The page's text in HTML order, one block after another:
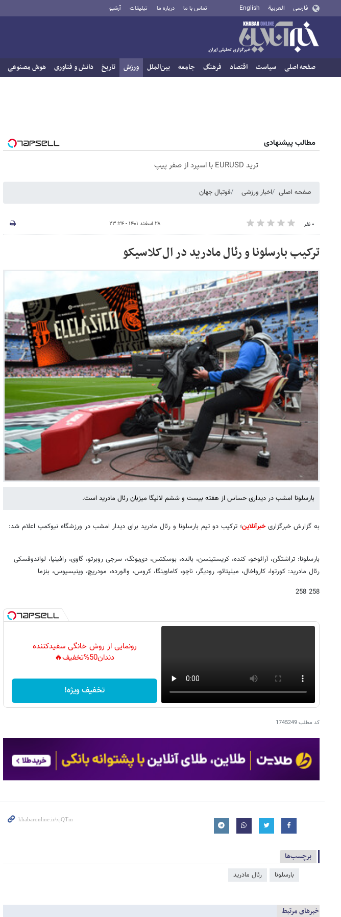
فارسی العربية English تماس با ما درباره ما تبلیغات آرشیو
صفحه اصلی سیاست اقتصاد فرهنگ جامعه بین‌الملل ورزش تاریخ دانش و فناوری هوش مصنوعی
مطالب پیشنهادی
ترید EURUSD با اسپرد از صفر پیپ
صفحه اصلی اخبار ورزشی فوتبال جهان
۰ نفر ۲۸ اسفند ۱۴۰۱ - ۲۳:۲۴
ترکیب بارسلونا و رئال مادرید در ال‌کلاسیکو
بارسلونا امشب در دیداری حساس از هفته بیست و ششم لالیگا میزبان رئال مادرید است.
به گزارش خبرگزاریخبرآنلاین؛ ترکیب دو تیم بارسلونا و رئال مادرید برای دیدار امشب در ورزشگاه نیوکمپ اعلام شد:
بارسلونا: تراشتگن، آرائوخو، کنده، کریستینسن، بالده، بوسکتس، دی‌یونگ، سرجی روبرتو، گاوی، رافینیا، لواندوفسکی
رئال مادرید: کورتوا، کارواخال، میلیتائو، رودیگر، ناچو، کاماوینگا، کروس، والورده، مودریچ، وینیسیوس، بنزما
258 258
رونمایی از روش خانگی سفیدکننده
دندان50%تخفیف🔥
تخفیف ویژه!
کد مطلب1745249
برچسب‌ها
بارسلونا رئال مادرید
خبرهای مرتبط